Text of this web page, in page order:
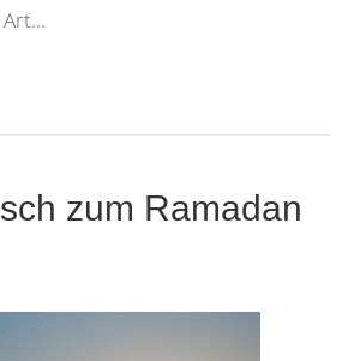
Art…
zum Ramadan